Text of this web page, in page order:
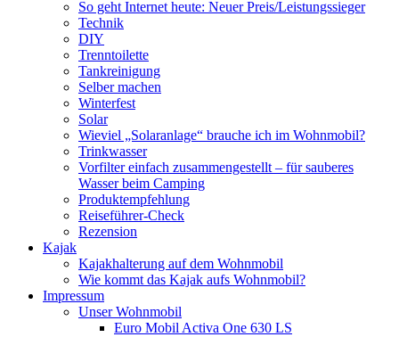
So geht Internet heute: Neuer Preis/Leistungssieger
Technik
DIY
Trenntoilette
Tankreinigung
Selber machen
Winterfest
Solar
Wieviel „Solaranlage“ brauche ich im Wohnmobil?
Trinkwasser
Vorfilter einfach zusammengestellt – für sauberes
Wasser beim Camping
Produktempfehlung
Reiseführer-Check
Rezension
Kajak
Kajakhalterung auf dem Wohnmobil
Wie kommt das Kajak aufs Wohnmobil?
Impressum
Unser Wohnmobil
Euro Mobil Activa One 630 LS